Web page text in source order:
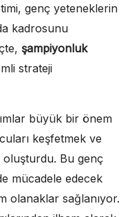
genç yeteneklerin
kadrosunu
şampiyonluk
strateji
büyük bir önem
keşfetmek ve
Bu genç
mücadele edecek
olanaklar sağlanıyor.